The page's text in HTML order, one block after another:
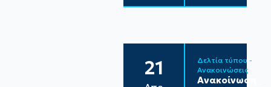
21
Δελτία τύπου -
Ανακοινώσεις
Ανακοίνωση